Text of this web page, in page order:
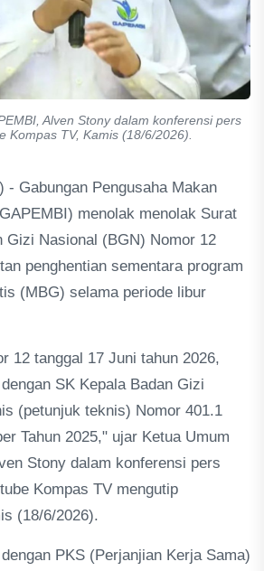
Alven Stony dalam konferensi pers
Kompas TV, Kamis (18/6/2026).
- Gabungan Pengusaha Makan
menolak menolak Surat
Gizi Nasional (BGN) Nomor 12
penghentian sementara program
(MBG) selama periode libur
12 tanggal 17 Juni tahun 2026,
SK Kepala Badan Gizi
(petunjuk teknis) Nomor 401.1
Tahun 2025," ujar Ketua Umum
Stony dalam konferensi pers
Kompas TV mengutip
(18/6/2026).
PKS (Perjanjian Kerja Sama)